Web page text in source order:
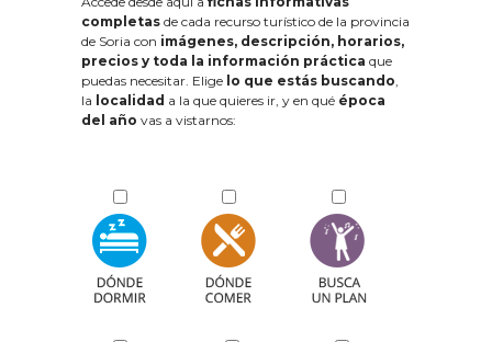
completas de cada recurso turístico de la provincia
de Soria con imágenes, descripción, horarios,
precios y toda la información práctica que
puedas necesitar. Elige lo que estás buscando,
la localidad a la que quieres ir, y en qué época
del año vas a vistarnos: